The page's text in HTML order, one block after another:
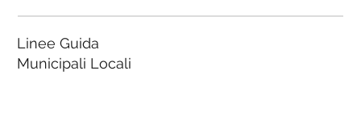
Linee Guida
Municipali Locali